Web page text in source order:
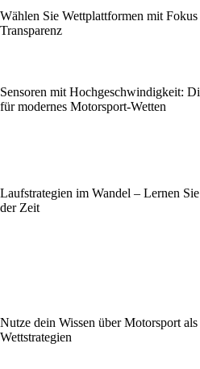
Wählen Sie Wettplattformen mit
Transparenz
Sensoren mit Hochgeschwindigkeit:
für modernes Motorsport-Wetten
Laufstrategien im Wandel – Lernen
der Zeit
Nutze dein Wissen über Motorsport
Wettstrategien